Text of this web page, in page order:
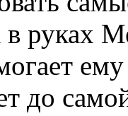
руках
до